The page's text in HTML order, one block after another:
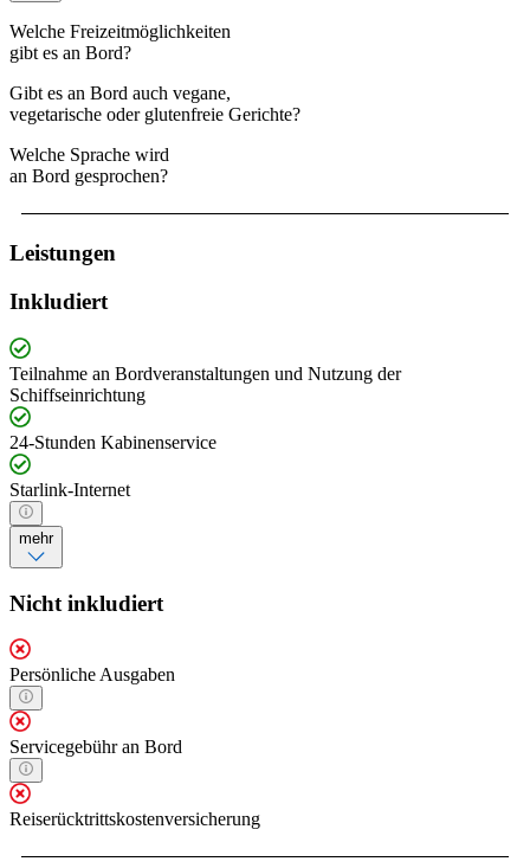
Welche Freizeitmöglichkeiten
gibt es an Bord?
Gibt es an Bord auch vegane,
vegetarische oder glutenfreie Gerichte?
Welche Sprache wird
an Bord gesprochen?
Leistungen
Inkludiert
Teilnahme an Bordveranstaltungen und Nutzung der
Schiffseinrichtung
24-Stunden Kabinenservice
Starlink-Internet
mehr
Nicht inkludiert
Persönliche Ausgaben
Servicegebühr an Bord
Reiserücktrittskostenversicherung